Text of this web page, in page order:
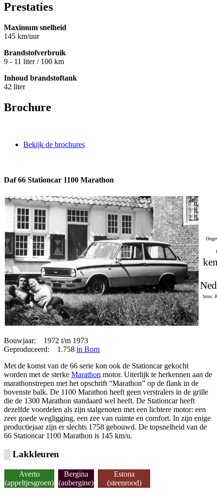
Prestaties
Maximum snelheid
145 km/uur
Brandstofverbruik
9 - 11 liter / 100 km
Inhoud brandstoftank
42 liter
Brochure
Bekijk de brochures
Daf 66 Stationcar 1100 Marathon
bron:
Bouwjaar: 1972 t/m 1973
Geproduceerd: 1.758 in Born
Met de komst van de 66 serie kon ook de Stationcar gekocht
worden met de sterke Marathon motor. Uiterlijk te herkennen aan de
marathonstrepen met het opschrift “Marathon” op de flank in de
bovenste balk. De 1100 Marathon heeft geen verstralers in de grille
die de 1300 Marathon standaard wel heeft. De Stationcar heeft
dezelfde voordelen als zijn stalgenoten met een lichtere motor: een
zeer goede wegligging, een zee van ruimte en comfort. In zijn enige
productiejaar zijn er slechts 1758 gebouwd. De topsnelheid van de
66 Stationcar 1100 Marathon is 145 km/u.
░ Lakkleuren
Averto
(appeltjesgroen)
Bergina
(aubergine)
Estona
(steenrood)